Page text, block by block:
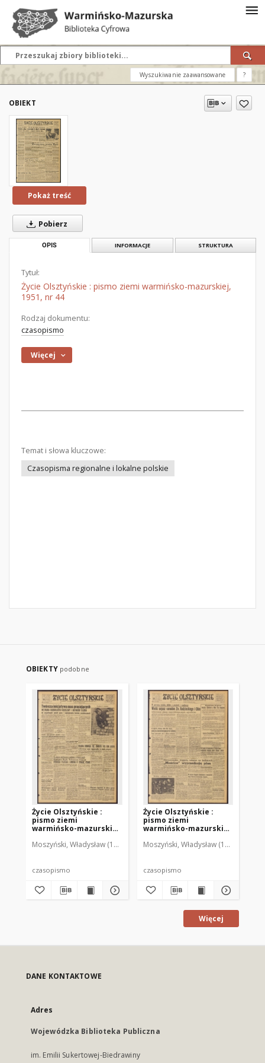
Wyszukiwanie zaawansowane ?
OBIEKT
Pokaż treść
Pobierz
OPIS INFORMACJE STRUKTURA
Tytuł:
Życie Olsztyńskie : pismo ziemi warmińsko-mazurskiej,
1951, nr 44
Rodzaj dokumentu:
czasopismo
Więcej
Temat i słowa kluczowe:
Czasopisma regionalne i lokalne polskie
OBIEKTY podobne
Życie Olsztyńskie :
pismo ziemi
warmińsko-mazurskiej,
Moszyński, Władysław (1922-2001). Red. Mroczkowski, Włodzimierz
czasopismo
Życie Olsztyńskie :
pismo ziemi
warmińsko-mazurskiej,
Moszyński, Władysław (1922-2001).
czasopismo
Więcej
DANE KONTAKTOWE
Adres
Wojewódzka Biblioteka Publiczna
im. Emilii Sukertowej-Biedrawiny